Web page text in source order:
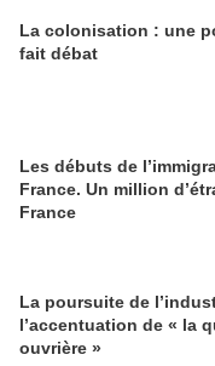
La colonisation : une
fait débat
Les débuts de
France. Un million
France
La poursuite de
l’accentuation de « la
ouvrière »